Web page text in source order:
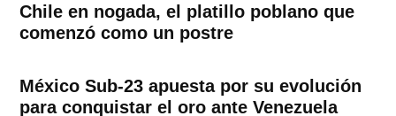
Chile en nogada, el platillo poblano que
comenzó como un postre
México Sub-23 apuesta por su evolución
para conquistar el oro ante Venezuela